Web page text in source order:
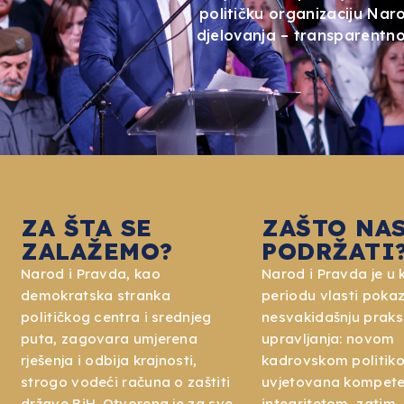
političku organizaciju
djelovanja –
ZA ŠTA SE
ZALAŽEMO?
Narod i Pravda, kao
demokratska stranka
političkog centra i srednjeg
puta, zagovara umjerena
rješenja i odbija krajnosti,
strogo vodeći računa o zaštiti
ZAŠTO
Narod i Pravda je u
periodu vlasti
nesvakidašnju
upravljanja: novom
kadrovskom
uvjetovana